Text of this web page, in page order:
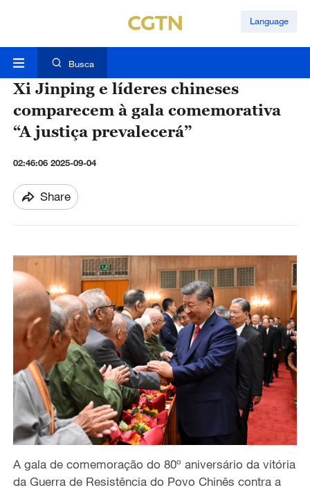
Language
Busca
Xi Jinping e líderes chineses
comparecem à gala comemorativa
“A justiça prevalecerá”
02:46:06 2025-09-04
Share
A gala de comemoração do 80º aniversário da vitória
da Guerra de Resistência do Povo Chinês contra a